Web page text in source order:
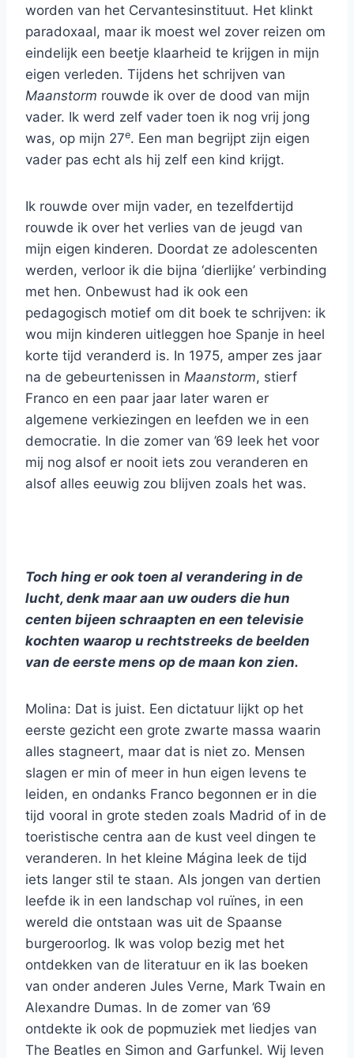
worden van het Cervantesinstituut. Het klinkt
paradoxaal, maar ik moest wel zover reizen om
eindelijk een beetje klaarheid te krijgen in mijn
eigen verleden. Tijdens het schrijven van
Maanstorm rouwde ik over de dood van mijn
vader. Ik werd zelf vader toen ik nog vrij jong
was, op mijn 27e. Een man begrijpt zijn eigen
vader pas echt als hij zelf een kind krijgt.
Ik rouwde over mijn vader, en tezelfdertijd
rouwde ik over het verlies van de jeugd van
mijn eigen kinderen. Doordat ze adolescenten
werden, verloor ik die bijna ‘dierlijke’ verbinding
met hen. Onbewust had ik ook een
pedagogisch motief om dit boek te schrijven: ik
wou mijn kinderen uitleggen hoe Spanje in heel
korte tijd veranderd is. In 1975, amper zes jaar
na de gebeurtenissen in Maanstorm, stierf
Franco en een paar jaar later waren er
algemene verkiezingen en leefden we in een
democratie. In die zomer van ’69 leek het voor
mij nog alsof er nooit iets zou veranderen en
alsof alles eeuwig zou blijven zoals het was.
Toch hing er ook toen al verandering in de
lucht, denk maar aan uw ouders die hun
centen bijeen schraapten en een televisie
kochten waarop u rechtstreeks de beelden
van de eerste mens op de maan kon zien.
Molina: Dat is juist. Een dictatuur lijkt op het
eerste gezicht een grote zwarte massa waarin
alles stagneert, maar dat is niet zo. Mensen
slagen er min of meer in hun eigen levens te
leiden, en ondanks Franco begonnen er in die
tijd vooral in grote steden zoals Madrid of in de
toeristische centra aan de kust veel dingen te
veranderen. In het kleine Mágina leek de tijd
iets langer stil te staan. Als jongen van dertien
leefde ik in een landschap vol ruïnes, in een
wereld die ontstaan was uit de Spaanse
burgeroorlog. Ik was volop bezig met het
ontdekken van de literatuur en ik las boeken
van onder anderen Jules Verne, Mark Twain en
Alexandre Dumas. In de zomer van ’69
ontdekte ik ook de popmuziek met liedjes van
The Beatles en Simon and Garfunkel. Wij leven